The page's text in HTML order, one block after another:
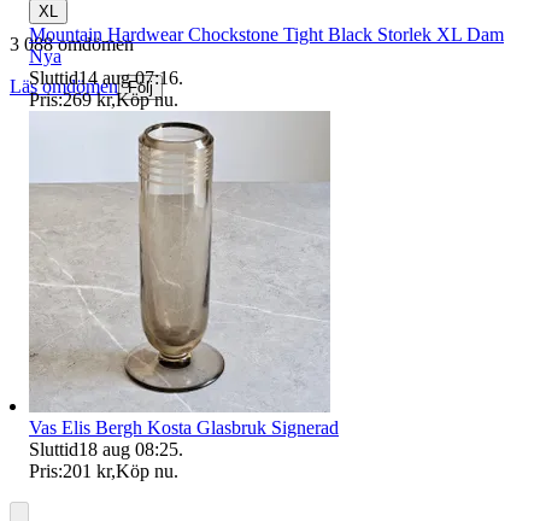
3 088 omdömen
Läs omdömen Följ
XL
Mountain Hardwear Chockstone Tight Black Storlek XL Dam
Nya
Sluttid14 aug 07:16.
Pris:269 kr,Köp nu.
Vas Elis Bergh Kosta Glasbruk Signerad
Sluttid18 aug 08:25.
Pris:201 kr,Köp nu.